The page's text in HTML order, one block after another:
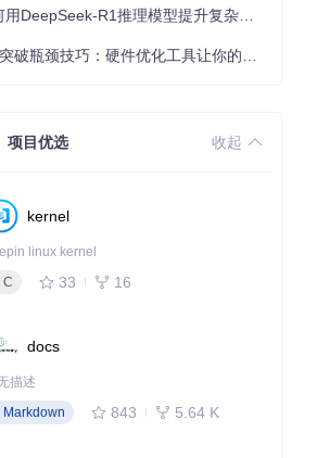
项目优选 收起
kernel
linux kernel
C
33 16
docs
描述
Markdown
843 5.64 K